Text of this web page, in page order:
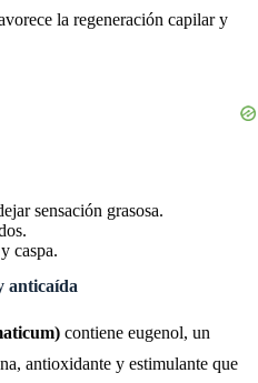
la regeneración capilar y
sensación grasosa.
caspa.
anticaída
contiene eugenol, un
antioxidante y estimulante que